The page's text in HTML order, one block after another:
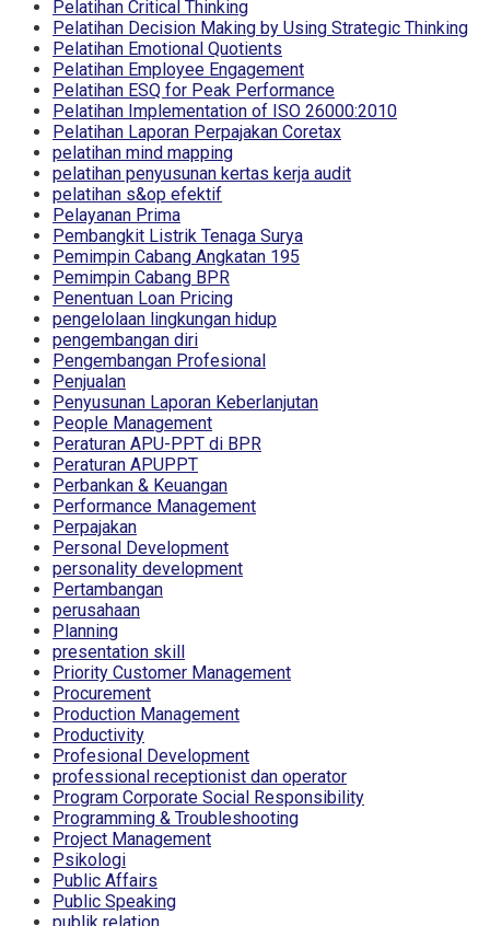
Pelatihan Critical Thinking
Pelatihan Decision Making by Using Strategic Thinking
Pelatihan Emotional Quotients
Pelatihan Employee Engagement
Pelatihan ESQ for Peak Performance
Pelatihan Implementation of ISO 26000:2010
Pelatihan Laporan Perpajakan Coretax
pelatihan mind mapping
pelatihan penyusunan kertas kerja audit
pelatihan s&op efektif
Pelayanan Prima
Pembangkit Listrik Tenaga Surya
Pemimpin Cabang Angkatan 195
Pemimpin Cabang BPR
Penentuan Loan Pricing
pengelolaan lingkungan hidup
pengembangan diri
Pengembangan Profesional
Penjualan
Penyusunan Laporan Keberlanjutan
People Management
Peraturan APU-PPT di BPR
Peraturan APUPPT
Perbankan & Keuangan
Performance Management
Perpajakan
Personal Development
personality development
Pertambangan
perusahaan
Planning
presentation skill
Priority Customer Management
Procurement
Production Management
Productivity
Profesional Development
professional receptionist dan operator
Program Corporate Social Responsibility
Programming & Troubleshooting
Project Management
Psikologi
Public Affairs
Public Speaking